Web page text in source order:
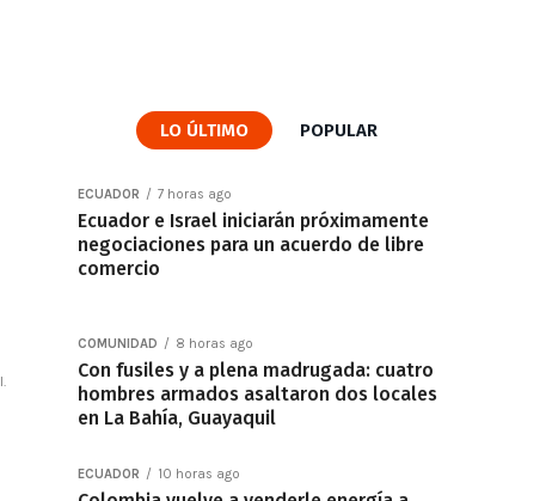
LO ÚLTIMO POPULAR
ECUADOR 7 horas ago
Ecuador e Israel iniciarán próximamente
negociaciones para un acuerdo de libre
comercio
COMUNIDAD 8 horas ago
Con fusiles y a plena madrugada: cuatro
hombres armados asaltaron dos locales
en La Bahía, Guayaquil
ECUADOR 10 horas ago